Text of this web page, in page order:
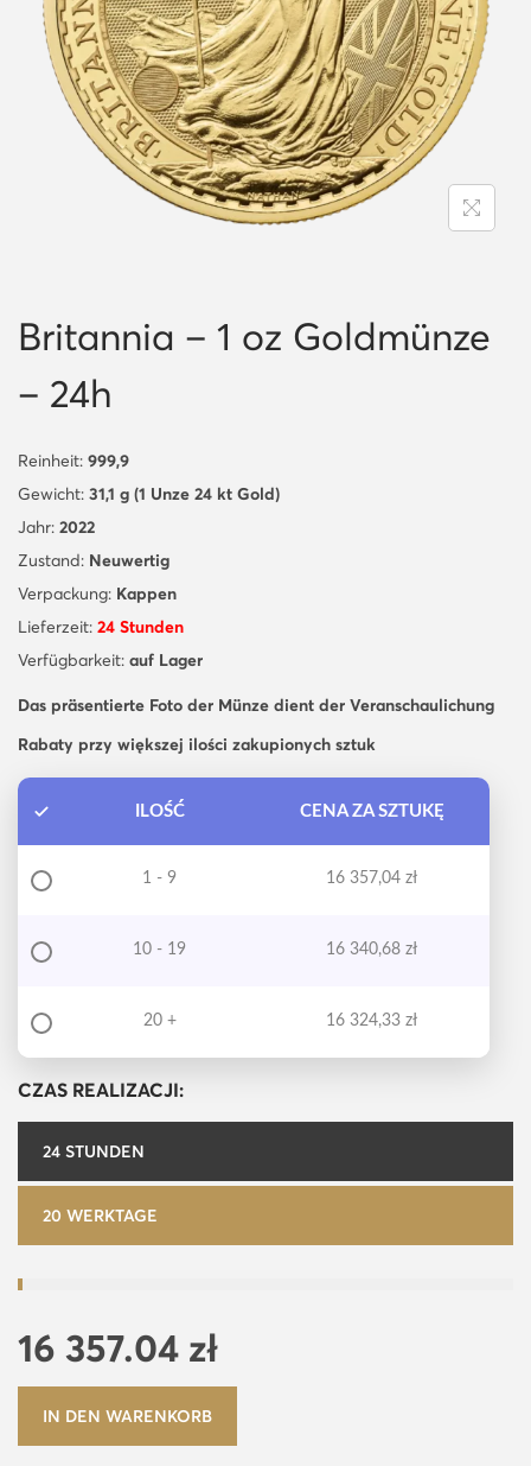
i
o
n
Britannia – 1 oz Goldmünze
– 24h
Reinheit: 999,9
Gewicht: 31,1 g (1 Unze 24 kt Gold)
Jahr: 2022
Zustand: Neuwertig
Verpackung: Kappen
Lieferzeit: 24 Stunden
Verfügbarkeit: auf Lager
Das präsentierte Foto der Münze dient der Veranschaulichung
Rabaty przy większej ilości zakupionych sztuk
ILOŚĆ CENA ZA SZTUKĘ
1 - 9 16 357,04 zł
10 - 19 16 340,68 zł
20 + 16 324,33 zł
CZAS REALIZACJI:
24 STUNDEN
20 WERKTAGE
16 357.04 zł
IN DEN WARENKORB